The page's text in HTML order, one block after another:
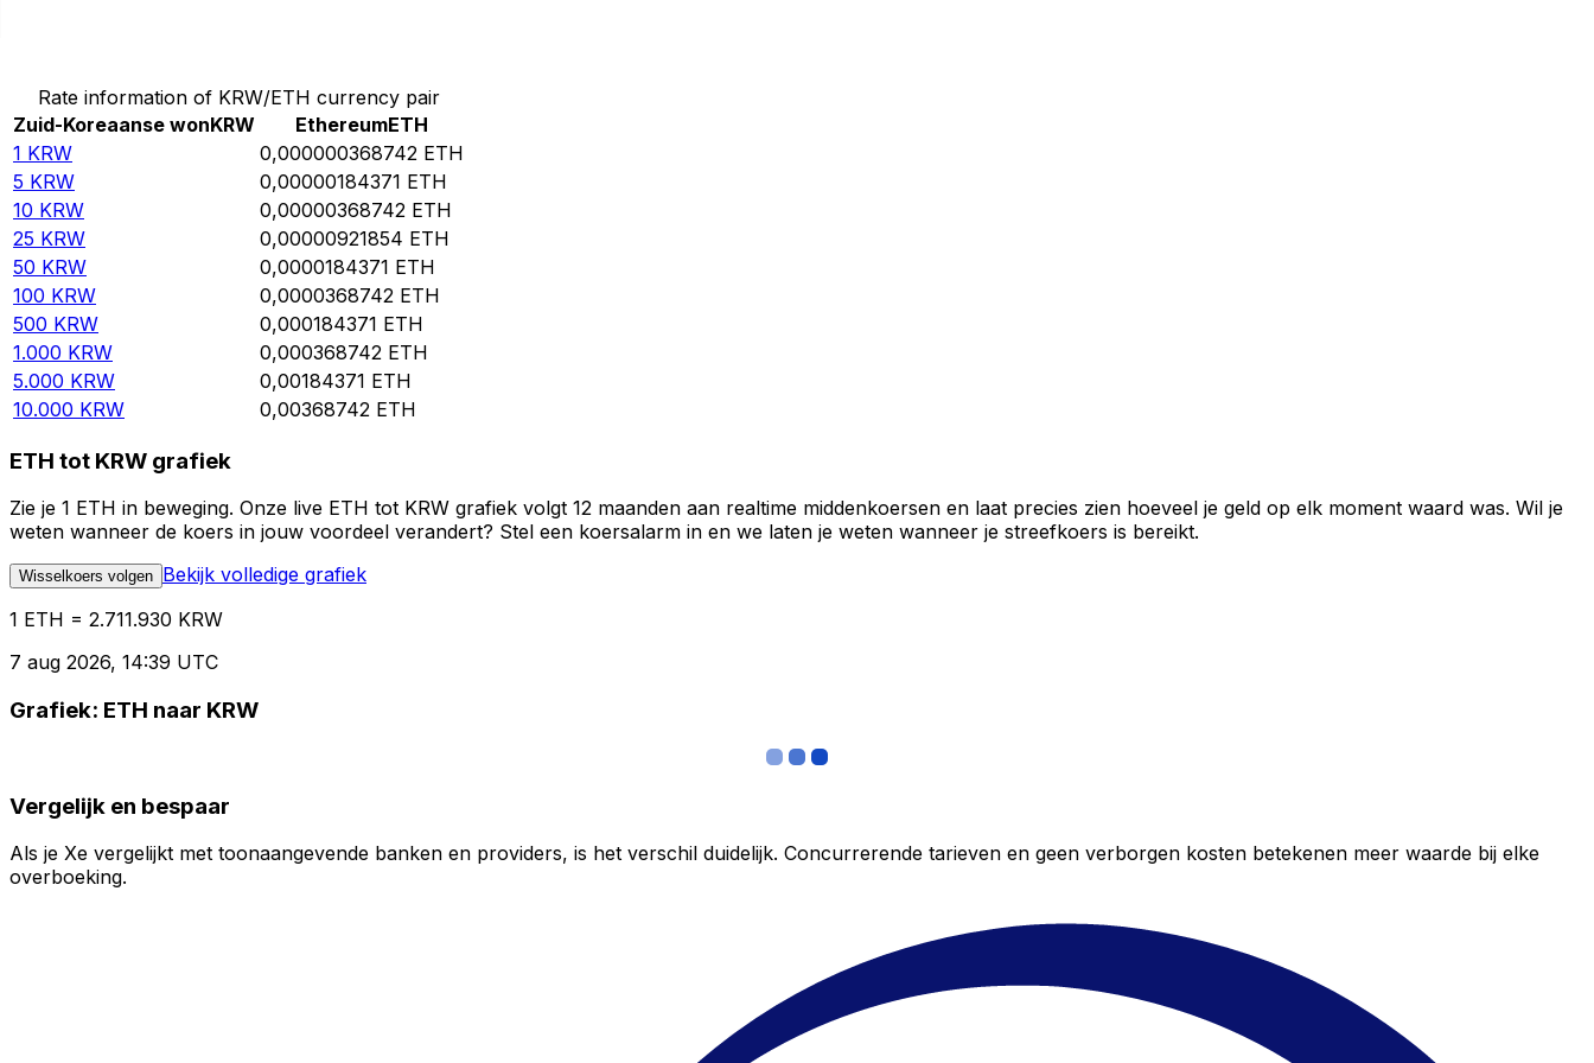
Rate information of KRW/ETH currency pair
Zuid-Koreaanse wonKRW EthereumETH
1 KRW 0,000000368742 ETH
5 KRW 0,00000184371 ETH
10 KRW 0,00000368742 ETH
25 KRW 0,00000921854 ETH
50 KRW 0,0000184371 ETH
100 KRW 0,0000368742 ETH
500 KRW 0,000184371 ETH
1.000 KRW 0,000368742 ETH
5.000 KRW 0,00184371 ETH
10.000 KRW 0,00368742 ETH
ETH tot KRW grafiek
Zie je 1 ETH in beweging. Onze live ETH tot KRW grafiek volgt 12 maanden aan realtime middenkoersen en laat precies zien hoeveel je geld op elk moment waard was. Wil je
weten wanneer de koers in jouw voordeel verandert? Stel een koersalarm in en we laten je weten wanneer je streefkoers is bereikt.
Wisselkoers volgen Bekijk volledige grafiek
1 ETH = 2.711.930 KRW
7 aug 2026, 14:39 UTC
Grafiek: ETH naar KRW
Vergelijk en bespaar
Als je Xe vergelijkt met toonaangevende banken en providers, is het verschil duidelijk. Concurrerende tarieven en geen verborgen kosten betekenen meer waarde bij elke
overboeking.